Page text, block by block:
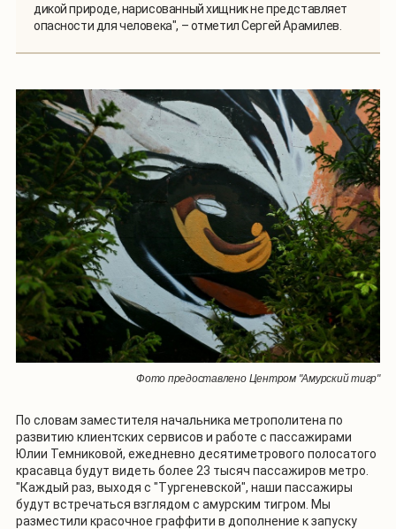
дикой природе, нарисованный хищник не представляет
опасности для человека", – отметил Сергей Арамилев.
Фото предоставлено Центром "Амурский тигр"
По словам заместителя начальника метрополитена по
развитию клиентских сервисов и работе с пассажирами
Юлии Темниковой, ежедневно десятиметрового полосатого
красавца будут видеть более 23 тысяч пассажиров метро.
"Каждый раз, выходя с "Тургеневской", наши пассажиры
будут встречаться взглядом с амурским тигром. Мы
разместили красочное граффити в дополнение к запуску